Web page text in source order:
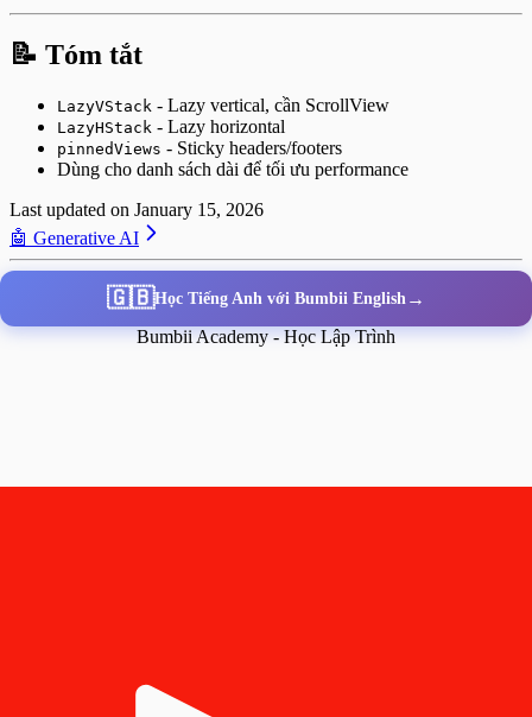
📝 Tóm tắt
LazyVStack - Lazy vertical, cần ScrollView
LazyHStack - Lazy horizontal
pinnedViews - Sticky headers/footers
Dùng cho danh sách dài để tối ưu performance
Last updated on January 15, 2026
🤖 Generative AI
🇬🇧Học Tiếng Anh với Bumbii English →
Bumbii Academy - Học Lập Trình